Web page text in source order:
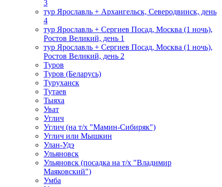
3
тур Ярославль + Архангельск, Северодвинск, день
4
тур Ярославль + Сергиев Посад, Москва (1 ночь),
Ростов Великий, день 1
тур Ярославль + Сергиев Посад, Москва (1 ночь),
Ростов Великий, день 2
Туров
Туров (Беларусь)
Туруханск
Тутаев
Тыяха
Уват
Углич
Углич (на т/х "Мамин-Сибиряк")
Углич или Мышкин
Улан-Удэ
Ульяновск
Ульяновск (посадка на т/х "Владимир
Маяковский")
Умба